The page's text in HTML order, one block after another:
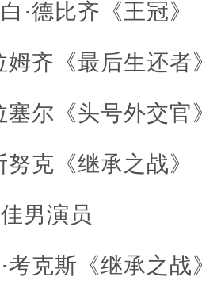
德比齐《王冠》
齐《最后生还者
尔《头号外交官
克《继承之战》
男演员
克斯《继承之战